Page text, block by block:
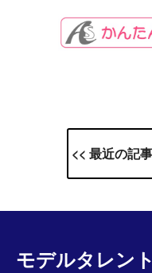
<< 最近の記
モデルタレン